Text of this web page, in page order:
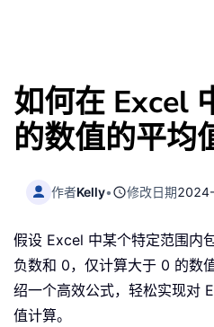
如何在 Excel
的数值的平均
作者Kelly• 修改日期
假设 Excel 中某个特定范围内
负数和 0，仅计算大于 0 的数
绍一个高效公式，轻松实现对
值计算。